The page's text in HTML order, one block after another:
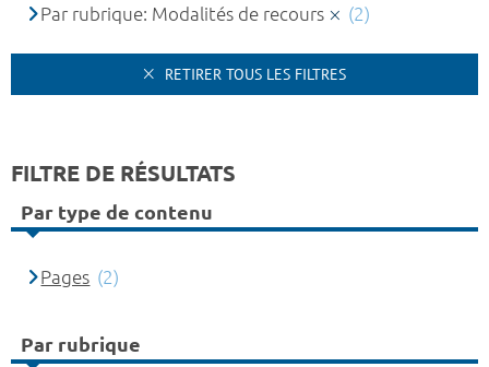
Par rubrique: Modalités de recours
(2)
RETIRER TOUS LES FILTRES
FILTRE DE RÉSULTATS
Par type de contenu
Pages (2)
Par rubrique